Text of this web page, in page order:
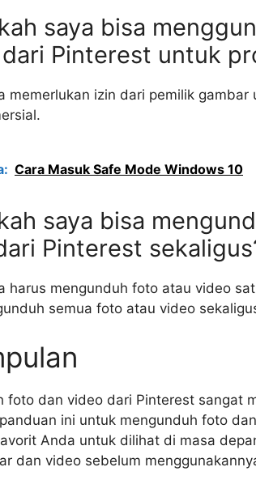
saya bisa
Pinterest untuk
memerlukan izin dari pemilik
Cara Masuk Safe Mode Windows 10
saya bisa
Pinterest
harus mengunduh foto atau video
semua foto atau video
foto dan video dari Pinterest sangat
ini untuk mengunduh foto
Anda untuk dilihat di masa
dan video sebelum